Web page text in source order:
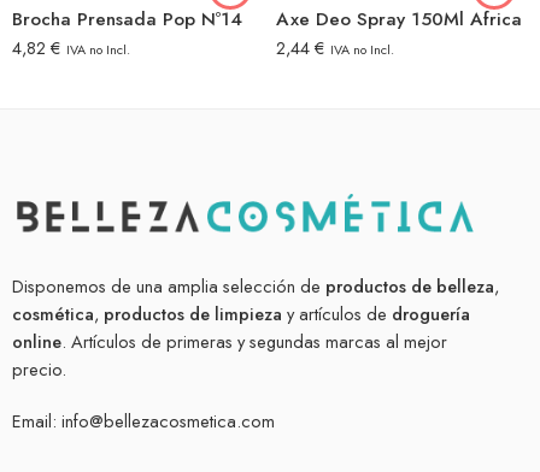
Brocha Prensada Pop Nº14
4,82 € IVA no Incl.
Axe Deo Spray 150Ml Africa
2,44€ IVA no Incl.
Disponemos de una amplia selección de productos de belleza,
cosmética, productos de limpieza y artículos de droguería
online. Artículos de primeras y segundas marcas al mejor
precio.
Email: info@bellezacosmetica.com